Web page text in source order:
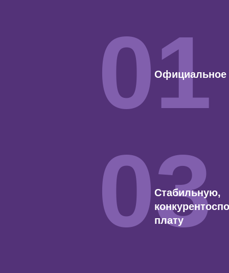
Официальное
01
Стабильную,
плату
03